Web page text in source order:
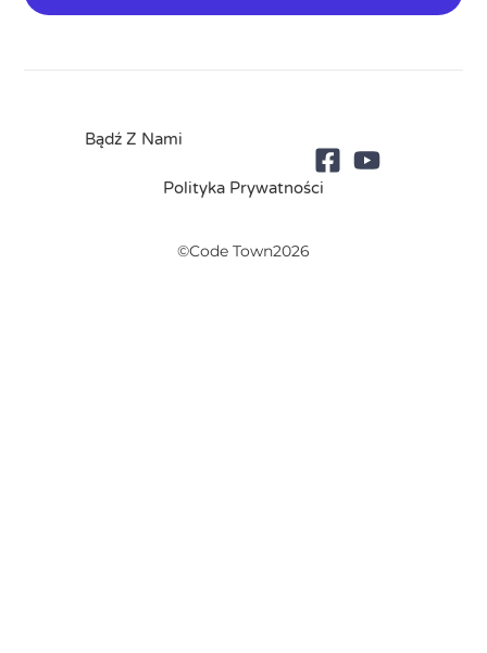
Bądź Z Nami
Polityka Prywatności
©Code Town2026